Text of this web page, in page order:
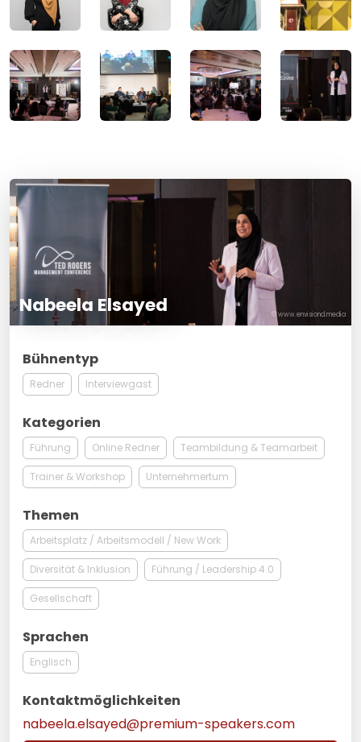
© www.envisiond.media
Nabeela Elsayed
Bühnentyp
Redner Interviewgast
Kategorien
Führung Online Redner Teambildung & Teamarbeit
Trainer & Workshop Unternehmertum
Themen
Arbeitsplatz / Arbeitsmodell / New Work
Diversität & Inklusion Führung / Leadership 4.0
Gesellschaft
Sprachen
Englisch
Kontaktmöglichkeiten
nabeela.elsayed@premium-speakers.com